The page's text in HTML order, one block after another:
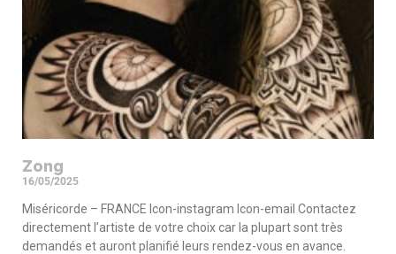
Zong
16/05/2025
Miséricorde – FRANCE Icon-instagram Icon-email Contactez
directement l’artiste de votre choix car la plupart sont très
demandés et auront planifié leurs rendez-vous en avance.